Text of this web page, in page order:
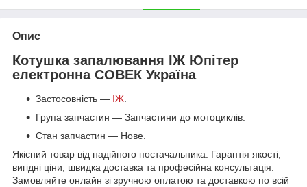
Опис
Котушка запалювання ІЖ Юпітер
електронна СОВЕК Україна
Застосовність — ІЖ.
Група запчастин — Запчастини до мотоциклів.
Стан запчастин — Нове.
Якісний товар від надійного постачальника. Гарантія якості,
вигідні ціни, швидка доставка та професійна консультація.
Замовляйте онлайн зі зручною оплатою та доставкою по всій